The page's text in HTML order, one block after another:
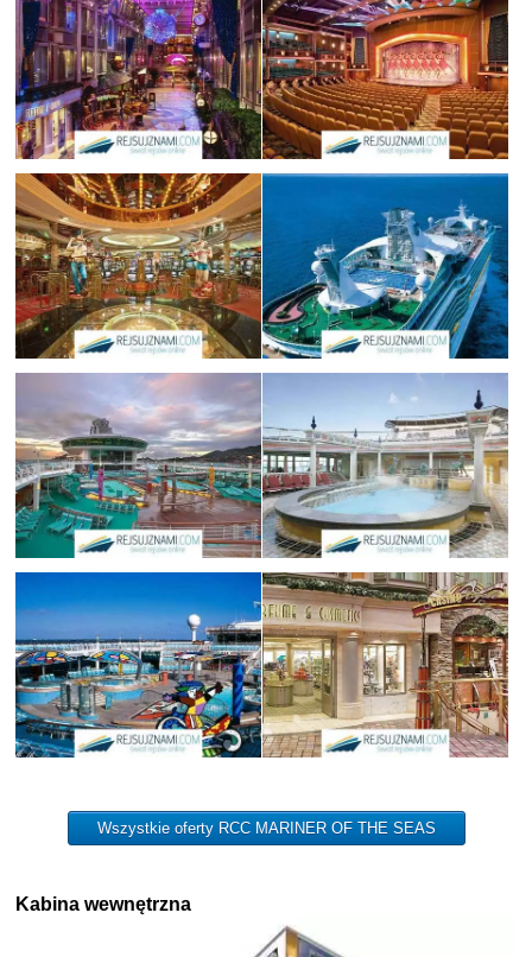
Wszystkie oferty RCC MARINER OF THE SEAS
Kabina wewnętrzna